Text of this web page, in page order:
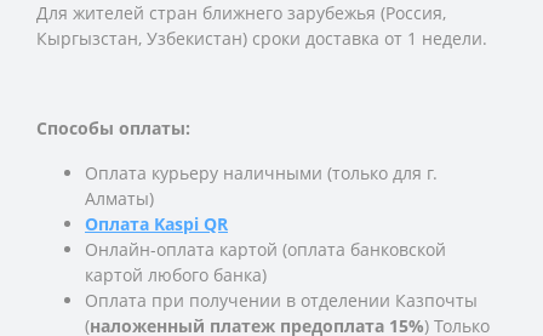
Для жителей стран ближнего зарубежья (Россия,
Кыргызстан, Узбекистан) сроки доставка от 1 недели.
Способы оплаты:
Оплата курьеру наличными (только для г.
Алматы)
Оплата Kaspi QR
Онлайн-оплата картой (оплата банковской
картой любого банка)
Оплата при получении в отделении Казпочты
(наложенный платеж предоплата 15%) Только